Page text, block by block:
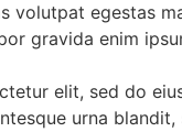
volutpat egestas
gravida enim
elit, sed do
urna